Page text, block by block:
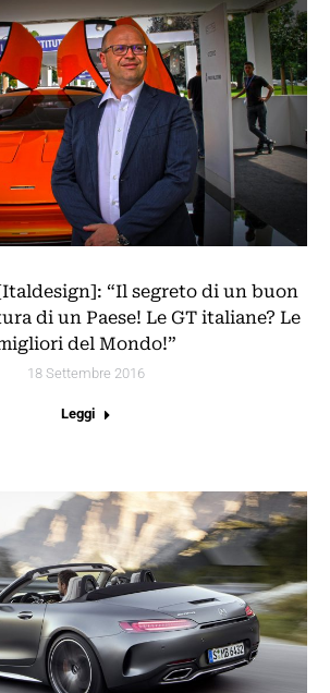
“Il segreto di un buon
di un Paese! Le GT italiane? Le
del Mondo!”
18 Settembre 2016
Leggi